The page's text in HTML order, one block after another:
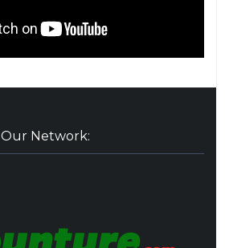
Our Network: